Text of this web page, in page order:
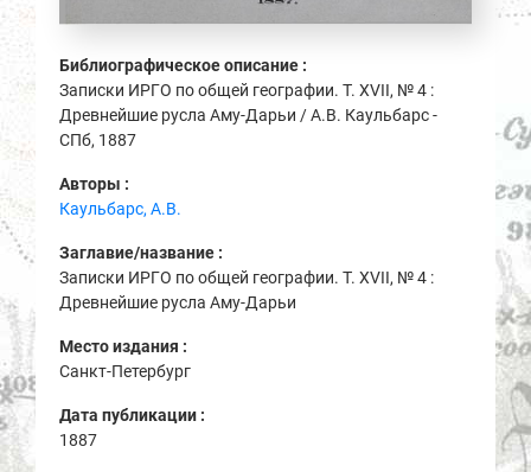
Библиографическое описание :
Записки ИРГО по общей географии. Т. XVII, № 4 :
Древнейшие русла Аму-Дарьи / А.В. Каульбарс -
СПб, 1887
Авторы :
Каульбарс, А.В.
Заглавие/название :
Записки ИРГО по общей географии. Т. XVII, № 4 :
Древнейшие русла Аму-Дарьи
Место издания :
Санкт-Петербург
Дата публикации :
1887